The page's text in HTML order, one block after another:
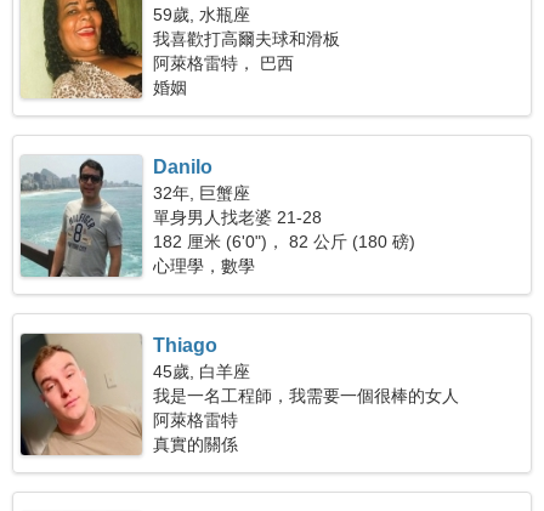
59歲, 水瓶座
我喜歡打高爾夫球和滑板
阿萊格雷特， 巴西
婚姻
Danilo
32年, 巨蟹座
單身男人找老婆 21-28
182 厘米 (6'0")， 82 公斤 (180 磅)
心理學，數學
Thiago
45歲, 白羊座
我是一名工程師，我需要一個很棒的女人
阿萊格雷特
真實的關係